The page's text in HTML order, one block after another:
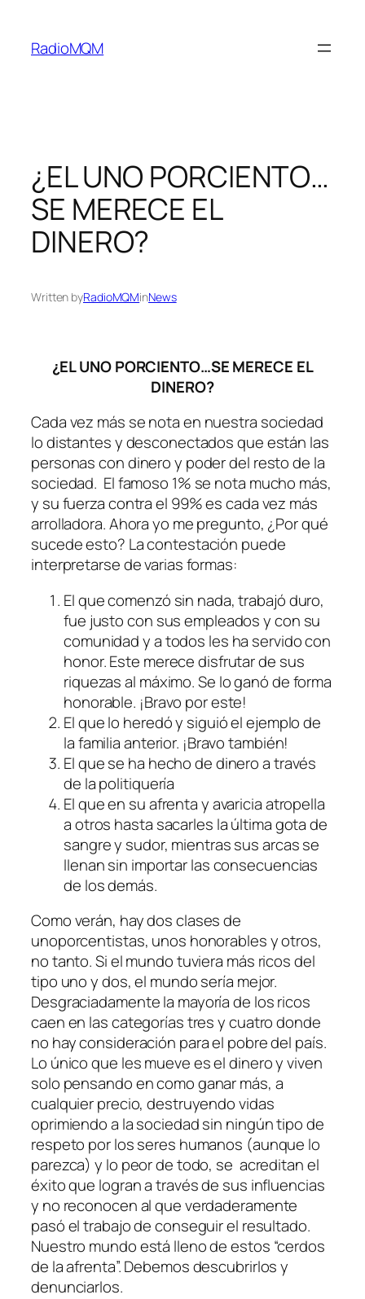
content
RadioMQM
¿EL UNO PORCIENTO…
SE MERECE EL
DINERO?
Written byRadioMQMinNews
¿EL UNO PORCIENTO…SE MERECE EL
DINERO?
Cada vez más se nota en nuestra sociedad
lo distantes y desconectados que están las
personas con dinero y poder del resto de la
sociedad. El famoso 1% se nota mucho más,
y su fuerza contra el 99% es cada vez más
arrolladora. Ahora yo me pregunto, ¿Por qué
sucede esto? La contestación puede
interpretarse de varias formas:
El que comenzó sin nada, trabajó duro,
fue justo con sus empleados y con su
comunidad y a todos les ha servido con
honor. Este merece disfrutar de sus
riquezas al máximo. Se lo ganó de forma
honorable. ¡Bravo por este!
El que lo heredó y siguió el ejemplo de
la familia anterior. ¡Bravo también!
El que se ha hecho de dinero a través
de la politiquería
El que en su afrenta y avaricia atropella
a otros hasta sacarles la última gota de
sangre y sudor, mientras sus arcas se
llenan sin importar las consecuencias
de los demás.
Como verán, hay dos clases de
unoporcentistas, unos honorables y otros,
no tanto. Si el mundo tuviera más ricos del
tipo uno y dos, el mundo sería mejor.
Desgraciadamente la mayoría de los ricos
caen en las categorías tres y cuatro donde
no hay consideración para el pobre del país.
Lo único que les mueve es el dinero y viven
solo pensando en como ganar más, a
cualquier precio, destruyendo vidas
oprimiendo a la sociedad sin ningún tipo de
respeto por los seres humanos (aunque lo
parezca) y lo peor de todo, se acreditan el
éxito que logran a través de sus influencias
y no reconocen al que verdaderamente
pasó el trabajo de conseguir el resultado.
Nuestro mundo está lleno de estos “cerdos
de la afrenta”. Debemos descubrirlos y
denunciarlos.